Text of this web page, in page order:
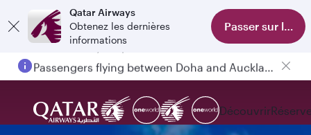
Qatar Airways
Obtenez les dernières
informations
Passer sur
Découvrir